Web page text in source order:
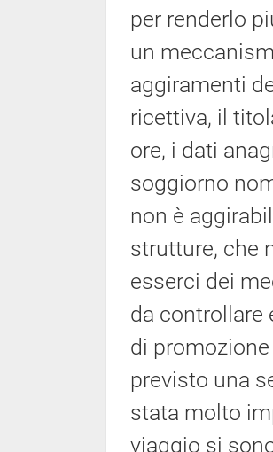
per renderlo
un
aggiramenti
ricettiva, il
ore, i dati
soggiorno
non è
strutture, che
esserci dei
da controllare
di
previsto una
stata molto
viaggio si